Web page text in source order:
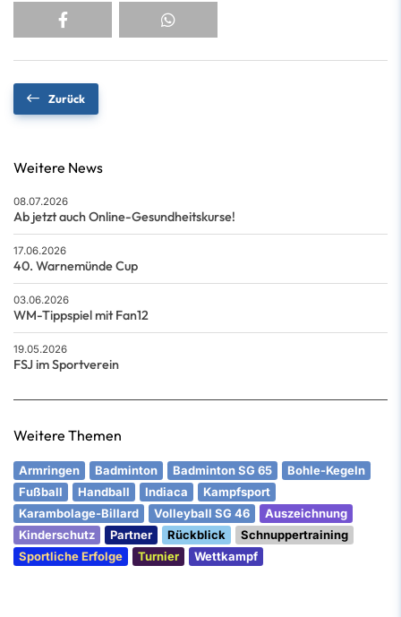
Zurück
Weitere News
08.07.2026
Ab jetzt auch Online-Gesundheitskurse!
17.06.2026
40. Warnemünde Cup
03.06.2026
WM-Tippspiel mit Fan12
19.05.2026
FSJ im Sportverein
Weitere Themen
Armringen Badminton Badminton SG 65
Bohle-Kegeln
Fußball
Handball Indiaca
Kampfsport
Karambolage-Billard
Volleyball SG 46
Auszeichnung
Kinderschutz
Partner Rückblick
Schnuppertraining
Sportliche Erfolge
Turnier Wettkampf